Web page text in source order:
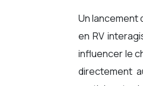
Un lancement
en RV
influencer le
directement